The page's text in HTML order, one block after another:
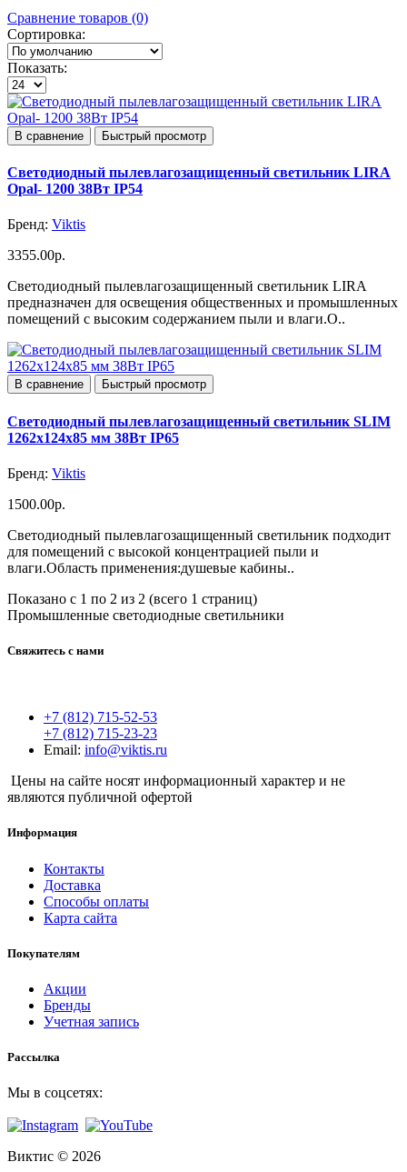
Сравнение товаров (0)
Сортировка:
Показать:
В сравнение Быстрый просмотр
Светодиодный пылевлагозащищенный светильник LIRA
Opal- 1200 38Вт IP54
Бренд: Viktis
3355.00р.
Светодиодный пылевлагозащищенный светильник LIRA
предназначен для освещения общественных и промышленных
помещений с высоким содержанием пыли и влаги.О..
В сравнение Быстрый просмотр
Светодиодный пылевлагозащищенный светильник SLIM
1262x124x85 мм 38Вт IP65
Бренд: Viktis
1500.00р.
Светодиодный пылевлагозащищенный светильник подходит
для помещений с высокой концентрацией пыли и
влаги.Область применения:душевые кабины..
Показано с 1 по 2 из 2 (всего 1 страниц)
Промышленные светодиодные светильники
Свяжитесь с нами
+7 (812) 715-52-53
+7 (812) 715-23-23
Email: info@viktis.ru
Цены на сайте носят информационный характер и не
являются публичной офертой
Информация
Контакты
Доставка
Способы оплаты
Карта сайта
Покупателям
Акции
Бренды
Учетная запись
Рассылка
Мы в соцсетях:
Виктис © 2026